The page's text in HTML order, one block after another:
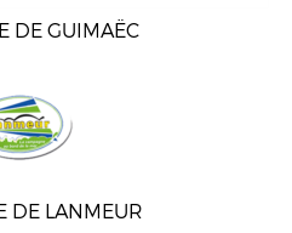
DE GUIMAËC
DE LANMEUR